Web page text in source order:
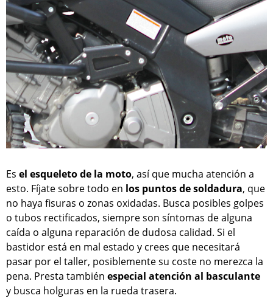
Es el esqueleto de la moto, así que mucha atención a
esto. Fíjate sobre todo en los puntos de soldadura, que
no haya fisuras o zonas oxidadas. Busca posibles golpes
o tubos rectificados, siempre son síntomas de alguna
caída o alguna reparación de dudosa calidad. Si el
bastidor está en mal estado y crees que necesitará
pasar por el taller, posiblemente su coste no merezca la
pena. Presta también especial atención al basculante
y busca holguras en la rueda trasera.